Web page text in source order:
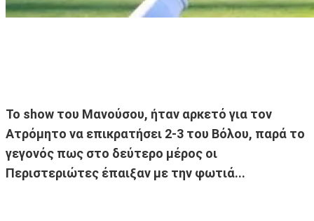
Το show του Μανούσου, ήταν αρκετό για τον
Ατρόμητο να επικρατήσει 2-3 του Βόλου, παρά το
γεγονός πως στο δεύτερο μέρος οι
Περιστεριώτες έπαιξαν με την φωτιά...